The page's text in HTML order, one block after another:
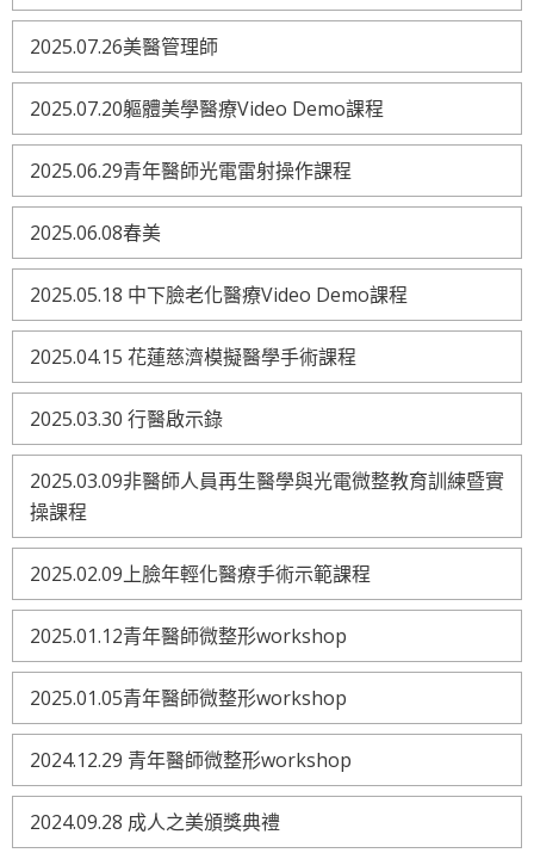
2025.07.26美醫管理師
2025.07.20軀體美學醫療Video Demo課程
2025.06.29青年醫師光電雷射操作課程
2025.06.08春美
2025.05.18 中下臉老化醫療Video Demo課程
2025.04.15 花蓮慈濟模擬醫學手術課程
2025.03.30 行醫啟示錄
2025.03.09非醫師人員再生醫學與光電微整教育訓練暨實
操課程
2025.02.09上臉年輕化醫療手術示範課程
2025.01.12青年醫師微整形workshop
2025.01.05青年醫師微整形workshop
2024.12.29 青年醫師微整形workshop
2024.09.28 成人之美頒獎典禮